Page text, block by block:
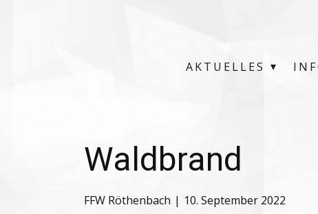
AKTUELLES
Waldbrand
FFW Röthenbach 10. September 2022